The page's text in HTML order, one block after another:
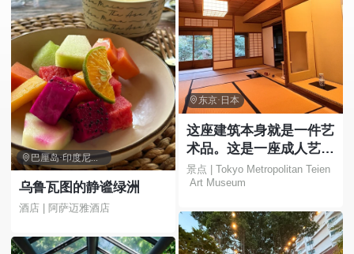
 巴厘岛·印度尼西亚
乌鲁瓦图的静谧绿洲
酒店 | 阿萨迈雅酒店
 东京·日本
这座建筑本身就是一件艺
术品。这是一座成人艺术
博物馆，您可以在这里欣
赏花园和美丽的建筑。
景点 | Tokyo Metropolitan Teien
Art Museum